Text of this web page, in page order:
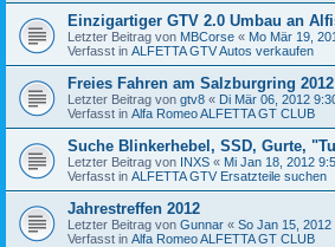
Einzigartiger GTV 2.0 Umbau an
Letzter Beitrag von MBCorse « Mo Mär 19,
Verfasst in ALFETTA GTV Autos verkaufen
Freies Fahren am Salzburgring 2012
Letzter Beitrag von gtv8 « Di Mär 06, 2012
Verfasst in Alfa Romeo ALFETTA GT CLUB
Suche Blinkerhebel, SSD, Gurte,
Letzter Beitrag von INXS « Mi Jan 18, 2012
Verfasst in ALFETTA GTV Ersatzteile suchen
Jahrestreffen 2012
Letzter Beitrag von Gunnar « So Jan 15, 2012
Verfasst in Alfa Romeo ALFETTA GT CLUB